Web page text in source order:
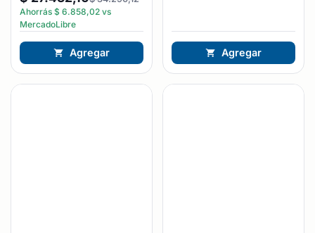
Ahorrás $ 6.858,02 vs
MercadoLibre
Agregar Agregar